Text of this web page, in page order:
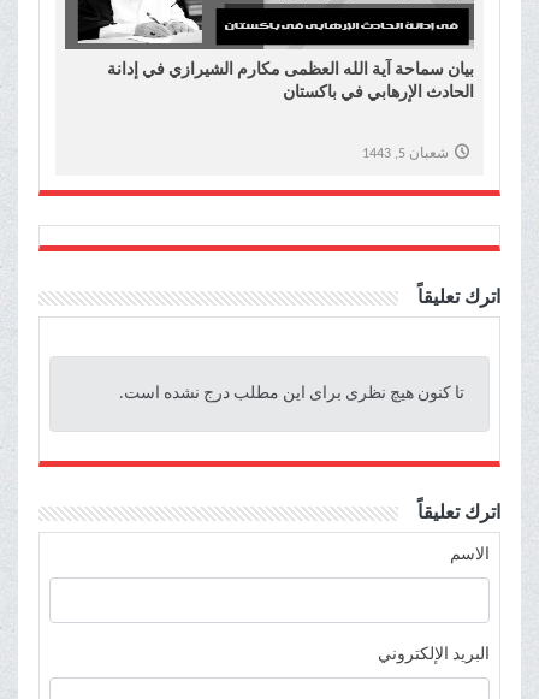
بیان سماحة آیة الله العظمی مکارم الشیرازي في إدانة
الحادث الإرهابي في باکستان
شعبان 5, 1443
اترك تعليقاً
تا کنون هیچ نظری برای این مطلب درج نشده است.
اترك تعليقاً
الاسم
البريد الإلكتروني